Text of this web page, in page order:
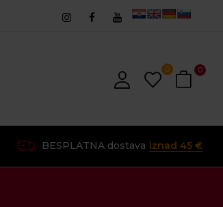
0 0
BESPLATNA dostava iznad 45 €